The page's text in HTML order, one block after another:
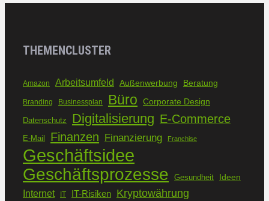
THEMENCLUSTER
Amazon Arbeitsumfeld Außenwerbung Beratung
Branding Businessplan Büro Corporate Design
Datenschutz Digitalisierung E-Commerce
E-Mail Finanzen Finanzierung Franchise
Geschäftsidee
Geschäftsprozesse Gesundheit Ideen
Internet IT IT-Risiken Kryptowährung